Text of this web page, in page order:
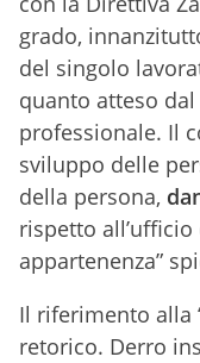
grado,
del singolo
quanto atteso
professionale. Il
sviluppo delle
della persona,
rispetto
appartenenza”
Il riferimento alla
retorico. Derro